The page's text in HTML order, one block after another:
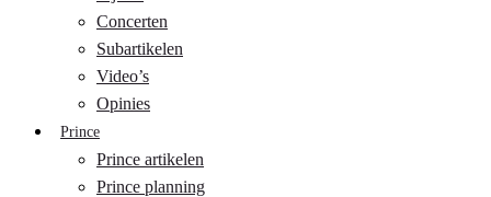
Concerten
Subartikelen
Video’s
Opinies
Prince
Prince artikelen
Prince planning